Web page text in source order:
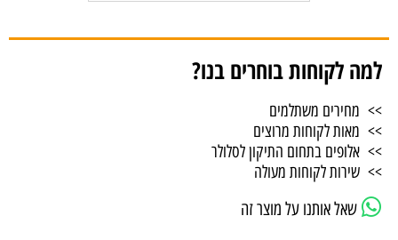
למה לקוחות בוחרים בנו?
>> מחירים משתלמים
>> מאות לקוחות מרוצים
>> אלופים בתחום התיקון לסלולר
>> שירות לקוחות מעולה
שאל אותנו על מוצר זה